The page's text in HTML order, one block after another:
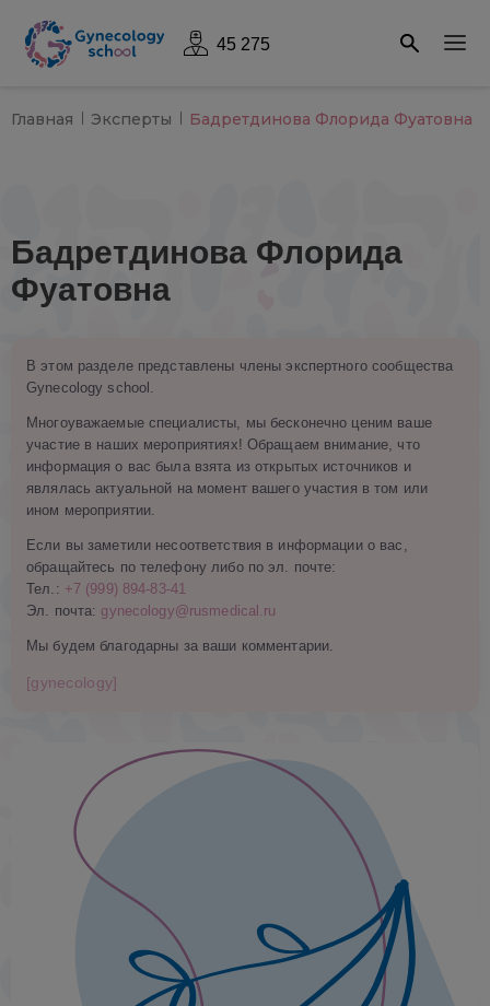
45 275
Главная Эксперты Бадретдинова Флорида Фуатовна
Бадретдинова Флорида
Фуатовна
В этом разделе представлены члены экспертного сообщества
Gynecology school.
Многоуважаемые специалисты, мы бесконечно ценим ваше
участие в наших мероприятиях! Обращаем внимание, что
информация о вас была взята из открытых источников и
являлась актуальной на момент вашего участия в том или
ином мероприятии.
Если вы заметили несоответствия в информации о вас,
обращайтесь по телефону либо по эл. почте:
Тел.: +7 (999) 894-83-41
Эл. почта: gynecology@rusmedical.ru
Мы будем благодарны за ваши комментарии.
[gynecology]